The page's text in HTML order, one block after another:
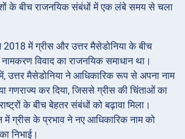
के बीच राजनयिक संबंधों में एक लंबे समय से चला
2018 में ग्रीस और उत्तर मैसेडोनिया के बीच
विवाद का राजनयिक समाधान था।
मैसेडोनिया ने आधिकारिक रूप से अपना नाम
गणराज्य कर दिया, जिससे ग्रीस की चिंताओं का
के बीच बेहतर संबंधों को बढ़ावा मिला।
में ग्रीस के प्रभाव ने नए आधिकारिक नाम को
निभाई।